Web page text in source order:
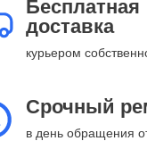
Бесплатная
доставка
курьером
Срочный
в день обращения